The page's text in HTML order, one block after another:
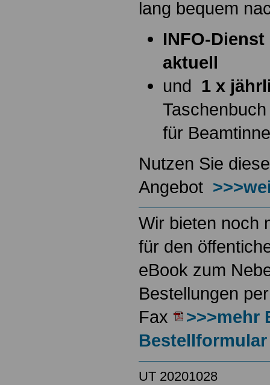
lang bequem
INFO-
aktuell
und 1 x
Taschenbuch
für
Nutzen Sie
Angebot
Wir bieten noch
für den
eBook zum
Bestellungen
Fax
>>>mehr
Bestellformular
UT 20201028